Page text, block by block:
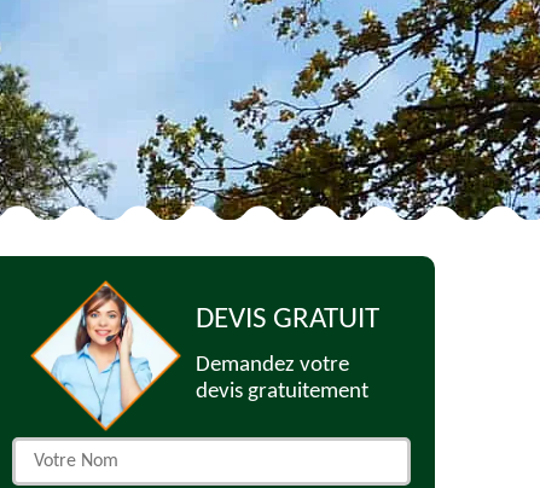
DEVIS GRATUIT
Demandez votre
devis gratuitement